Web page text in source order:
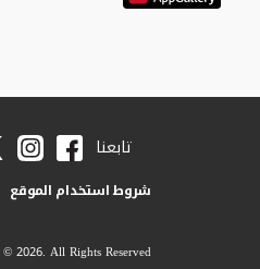
تابعنا
شروط استخدام الموقع
2026. All Rights Reserved